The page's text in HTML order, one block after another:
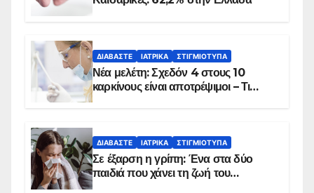
ΔΙΑΒΆΣΤΕ ΙΑΤΡΙΚΆ ΣΤΙΓΜΙΌΤΥΠΑ
Νέα μελέτη: Σχεδόν 4 στους 10
καρκίνους είναι αποτρέψιμοι – Τι
ΔΙΑΒΆΣΤΕ ΙΑΤΡΙΚΆ ΣΤΙΓΜΙΌΤΥΠΑ
Σε έξαρση η γρίπη: Ένα στα δύο
παιδιά που χάνει τη ζωή του